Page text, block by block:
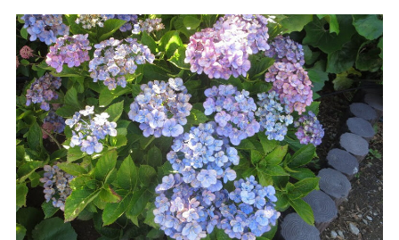
7 保土ヶ谷公園｜スポーツの森に咲くローカルな名所
8 雨の日でも楽しめるアジサイの魅力！
9 まとめ